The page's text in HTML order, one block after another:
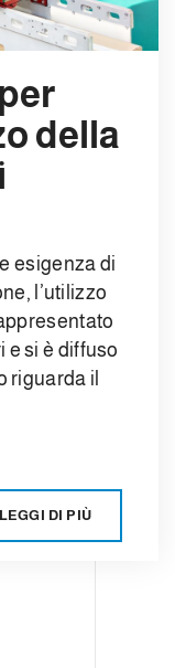
della
esigenza di
l’utilizzo
e si è diffuso
riguarda il
LEGGI DI PIÙ